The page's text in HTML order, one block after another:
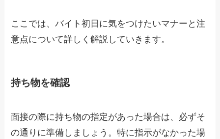
ここでは、バイト初日に気をつけたいマナーと注
意点について詳しく解説していきます。
持ち物を確認
面接の際に持ち物の指定があった場合は、必ずそ
の通りに準備しましょう。特に指示がなかった場